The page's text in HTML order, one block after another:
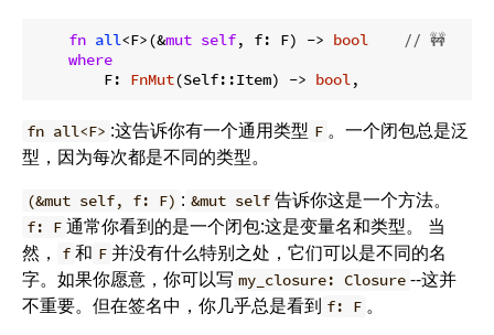
fn all<F>(&mut self, f: F) -> bool
// 🚧
where
        F:
FnMut(Self::Item) -> bool
fn all<F> :这告诉你有一个通用类型 F 。一个闭包总是泛
型，因为每次都是不同的类型。
(&mut self, f: F) : &mut self 告诉你这是一个方法。
f: F 通常你看到的是一个闭包:这是变量名和类型。 当
然，
f 和 F 并没有什么特别之处，它们可以是不同的名
字。如果你愿意，你可以写 my_closure: Closure --这并
不重要。但在签名中，你几乎总是看到 f: F 。